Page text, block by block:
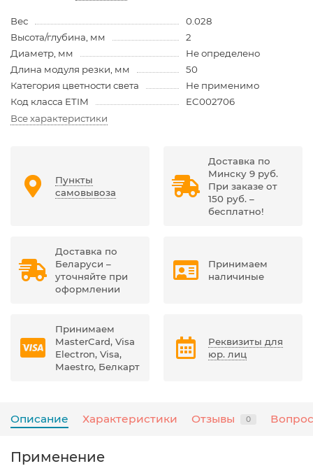
Вес
0.028
Высота/глубина, мм
2
Диаметр, мм
Не определено
Длина модуля резки, мм
50
Категория цветности света
Не применимо
Код класса ETIM
EC002706
Все характеристики
Пункты
самовывоза
Доставка по
Минску 9 руб.
При заказе от
150 руб. –
бесплатно!
Доставка по
Беларуси –
уточняйте при
оформлении
Принимаем
наличиные
Принимаем
MasterCard, Visa
Electron, Visa,
Maestro, Белкарт
Реквизиты для
юр. лиц
Описание Характеристики Отзывы 0
Применение